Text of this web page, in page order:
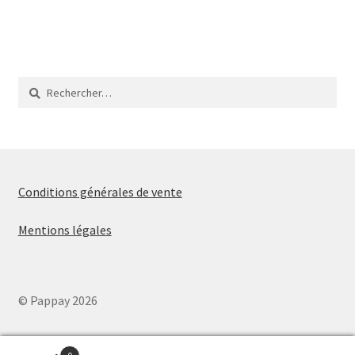
Rechercher :
Conditions générales de vente
Mentions légales
© Pappay 2026